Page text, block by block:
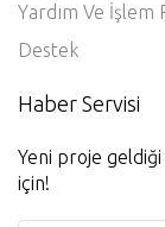
Yardım Ve İşlem
Destek
Haber Servisi
Yeni proje
için!